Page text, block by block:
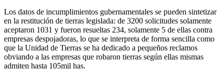
Los datos de incumplimientos gubernamentales se pueden sintetizar
en la restitución de tierras legislada: de 3200 solicitudes solamente
aceptaron 1031 y fueron resueltas 234, solamente 5 de ellas contra
empresas despojadoras, lo que se interpreta de forma sencilla como
que la Unidad de Tierras se ha dedicado a pequeños reclamos
obviando a las empresas que robaron tierras según ellas mismas
admiten hasta 105mil has.